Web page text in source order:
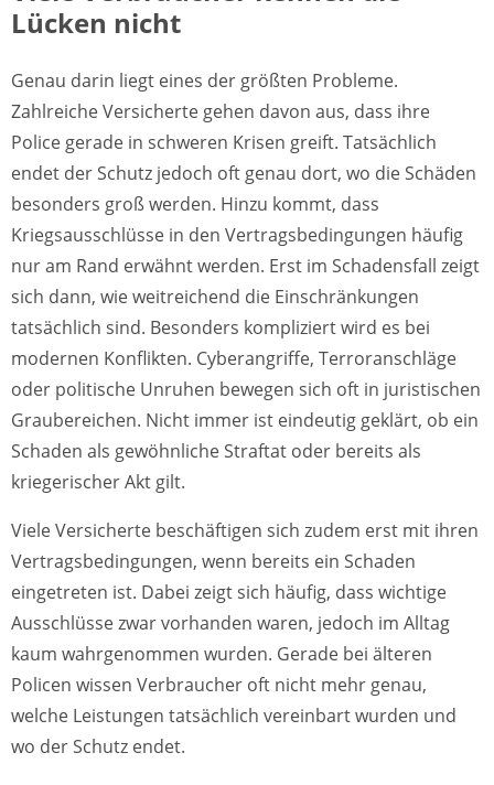
Lücken nicht
Genau darin liegt eines der größten Probleme.
Zahlreiche Versicherte gehen davon aus, dass ihre
Police gerade in schweren Krisen greift. Tatsächlich
endet der Schutz jedoch oft genau dort, wo die Schäden
besonders groß werden. Hinzu kommt, dass
Kriegsausschlüsse in den Vertragsbedingungen häufig
nur am Rand erwähnt werden. Erst im Schadensfall zeigt
sich dann, wie weitreichend die Einschränkungen
tatsächlich sind. Besonders kompliziert wird es bei
modernen Konflikten. Cyberangriffe, Terroranschläge
oder politische Unruhen bewegen sich oft in juristischen
Graubereichen. Nicht immer ist eindeutig geklärt, ob ein
Schaden als gewöhnliche Straftat oder bereits als
kriegerischer Akt gilt.
Viele Versicherte beschäftigen sich zudem erst mit ihren
Vertragsbedingungen, wenn bereits ein Schaden
eingetreten ist. Dabei zeigt sich häufig, dass wichtige
Ausschlüsse zwar vorhanden waren, jedoch im Alltag
kaum wahrgenommen wurden. Gerade bei älteren
Policen wissen Verbraucher oft nicht mehr genau,
welche Leistungen tatsächlich vereinbart wurden und
wo der Schutz endet.